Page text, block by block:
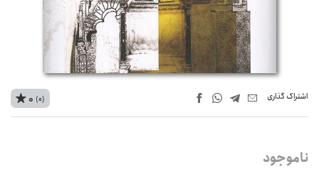
اشتراک‌ گذاری 0 (0)
ناموجود